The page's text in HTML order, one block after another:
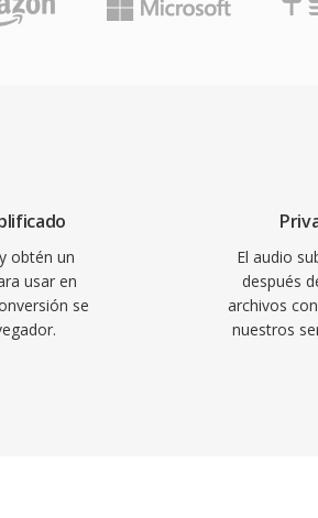
obtén un
usar en
se
El audio
después
archivos
nuestros